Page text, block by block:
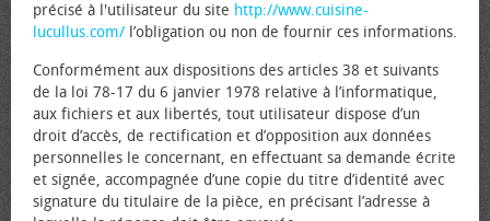
précisé à l'utilisateur du site http://www.cuisine-
lucullus.com/ l’obligation ou non de fournir ces informations.
Conformément aux dispositions des articles 38 et suivants
de la loi 78-17 du 6 janvier 1978 relative à l’informatique,
aux fichiers et aux libertés, tout utilisateur dispose d’un
droit d’accès, de rectification et d’opposition aux données
personnelles le concernant, en effectuant sa demande écrite
et signée, accompagnée d’une copie du titre d’identité avec
signature du titulaire de la pièce, en précisant l’adresse à